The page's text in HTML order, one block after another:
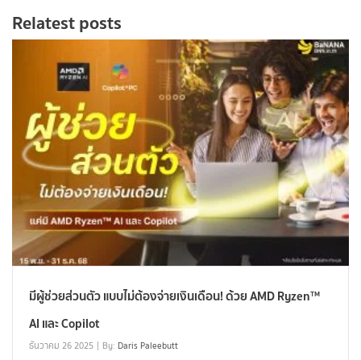
Relatest posts
มีผู้ช่วยส่วนตัว แบบไม่ต้องจ่ายเงินเดือน! ด้วย AMD Ryzen™
AI และ Copilot
ธันวาคม 26 2025 By: Daris Paleebutt